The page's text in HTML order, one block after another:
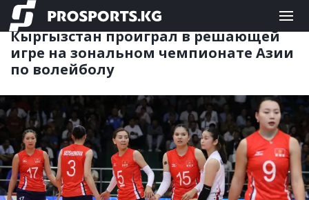
КОМАНДНЫЕ 25.05.2026 15:29
Кыргызстан проиграл в решающей
игре на зональном чемпионате Азии
по волейболу